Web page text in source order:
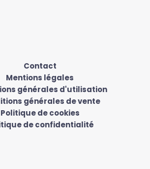
Contact
Mentions légales
générales d'utilisation
générales de vente
Politique de cookies
de confidentialité